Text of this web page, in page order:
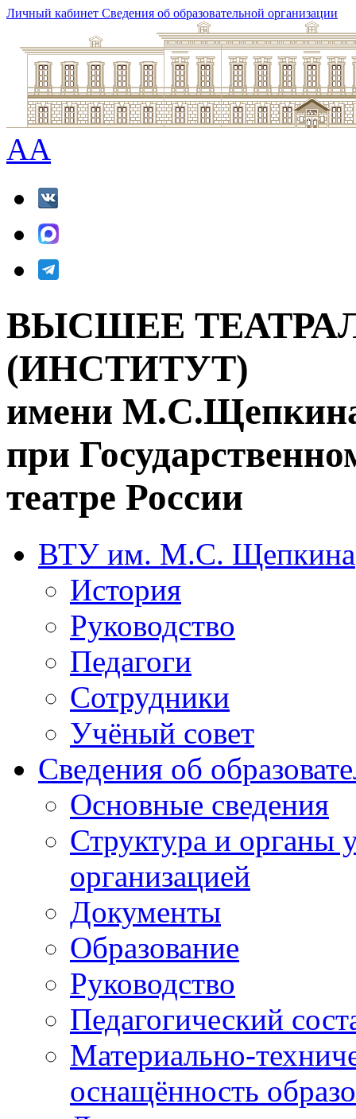
Личный кабинет Сведения об образовательной организации
AA
ВЫСШЕЕ
(ИНСТИТУТ)
имени
при
театре России
ВТУ им. М.С. Щепкина
История
Руководство
Педагоги
Сотрудники
Учёный совет
Сведения об
Основные сведения
Структура и органы
организацией
Документы
Образование
Руководство
Педагогический
Материально-
оснащённость